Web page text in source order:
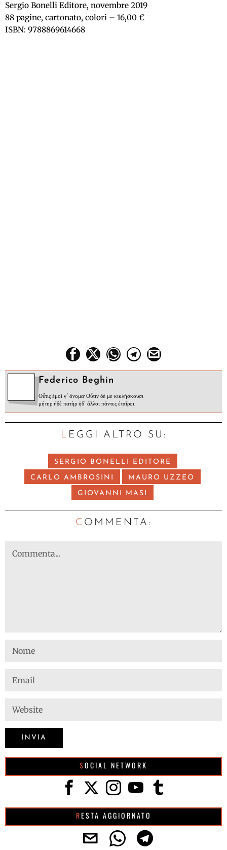
Sergio Bonelli Editore, novembre 2019
88 pagine, cartonato, colori – 16,00 €
ISBN: 9788869614668
Federico Beghin
Οὖτις ἐμοί γ' ὄνομα· Οὖτιν δέ με κικλήσκουσι
μήτηρ ἠδὲ πατὴρ ἠδ' ἄλλοι πάντες ἑταῖροι.
LEGGI ALTRO SU:
SERGIO BONELLI EDITORE
CARLO AMBROSINI MAURO UZZEO
GIOVANNI MASI
C OMMENTA:
SOCIAL NETWORK
RESTA AGGIORNATO